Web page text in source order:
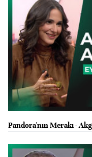
Pandora'nın Merakı -